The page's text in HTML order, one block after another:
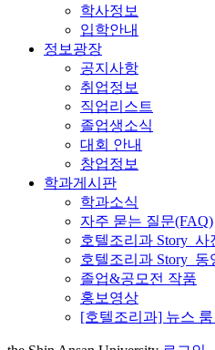
학사정보
입학안내
정보광장
공지사항
취업정보
직업리스트
졸업생소식
대회 안내
창업정보
학과게시판
학과소식
자주 묻는 질문(FAQ)
호텔조리과 Story_사
호텔조리과 Story_동
졸업&공모전 작품
홍보영상
[호텔조리과] 뉴스 룸